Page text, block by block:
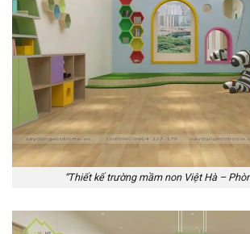
“Thiết kế trường mầm non Việt Hà –